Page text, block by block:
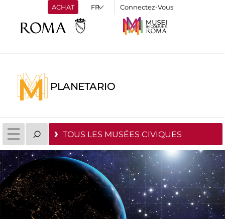
ACHAT Connectez-Vous
PLANETARIO
TOUS LES MUSÉES CIVIQUES